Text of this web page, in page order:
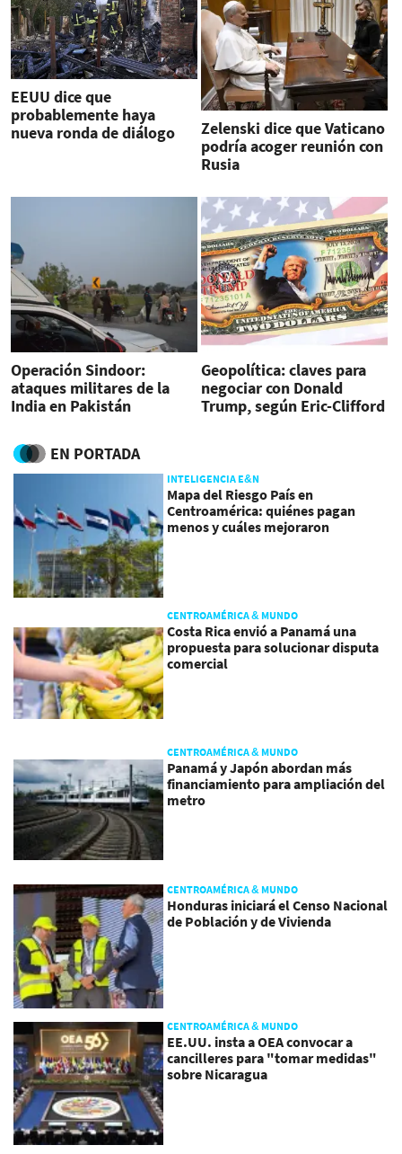
EEUU dice que
probablemente haya
nueva ronda de diálogo
Zelenski dice que Vaticano
podría acoger reunión con
Rusia
Operación Sindoor:
ataques militares de la
India en Pakistán
Geopolítica: claves para
negociar con Donald
Trump, según Eric-Clifford
EN PORTADA
INTELIGENCIA E&N
Mapa del Riesgo País en
Centroamérica: quiénes pagan
menos y cuáles mejoraron
CENTROAMÉRICA & MUNDO
Costa Rica envió a Panamá una
propuesta para solucionar disputa
comercial
CENTROAMÉRICA & MUNDO
Panamá y Japón abordan más
financiamiento para ampliación del
metro
CENTROAMÉRICA & MUNDO
Honduras iniciará el Censo Nacional
de Población y de Vivienda
CENTROAMÉRICA & MUNDO
EE.UU. insta a OEA convocar a
cancilleres para "tomar medidas"
sobre Nicaragua